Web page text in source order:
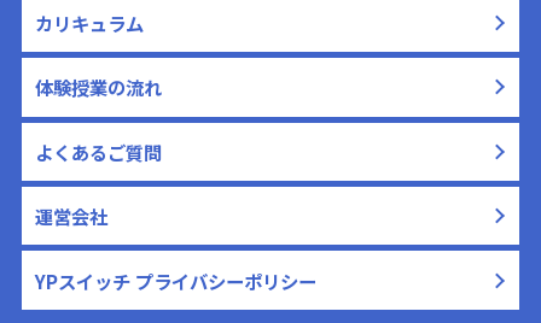
カリキュラム
体験授業の流れ
よくあるご質問
運営会社
YPスイッチ プライバシーポリシー